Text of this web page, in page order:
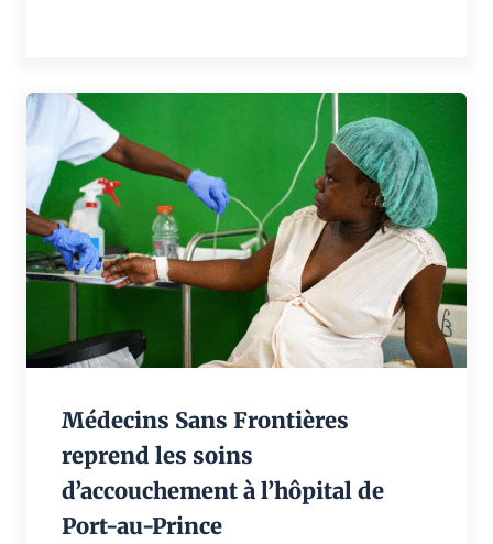
Médecins Sans Frontières
reprend les soins
d’accouchement à l’hôpital de
Port-au-Prince